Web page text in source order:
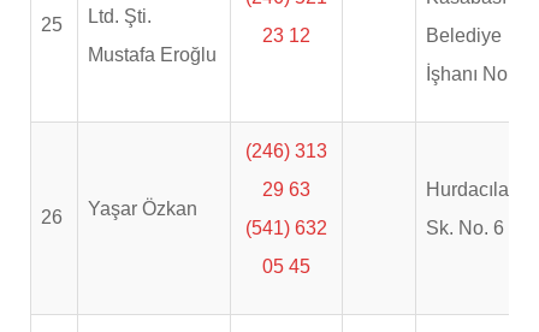
25
Ltd. Şti.
Mustafa Eroğlu
23 12
Belediye
İşhanı No. 1
26 Yaşar Özkan
(246) 313
29 63
(541) 632
05 45
Hurdacılar 1.
Sk. No. 6